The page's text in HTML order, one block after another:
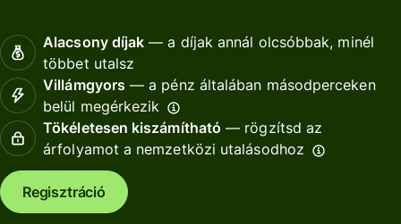
Alacsony díjak — a díjak annál olcsóbbak, minél
többet utalsz
Villámgyors — a pénz általában másodperceken
belül megérkezik
Tökéletesen kiszámítható — rögzítsd az
árfolyamot a nemzetközi utalásodhoz
Regisztráció